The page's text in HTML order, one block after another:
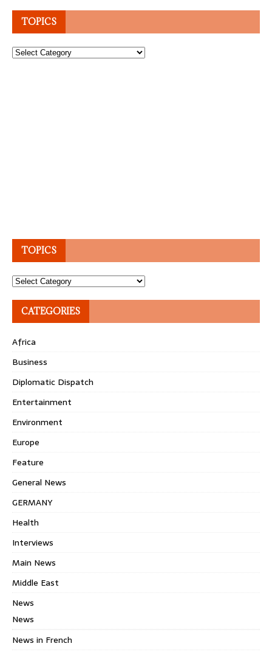
TOPICS
Topics
TOPICS
Topics
CATEGORIES
Africa
Business
Diplomatic Dispatch
Entertainment
Environment
Europe
Feature
General News
GERMANY
Health
Interviews
Main News
Middle East
News
News
News in French